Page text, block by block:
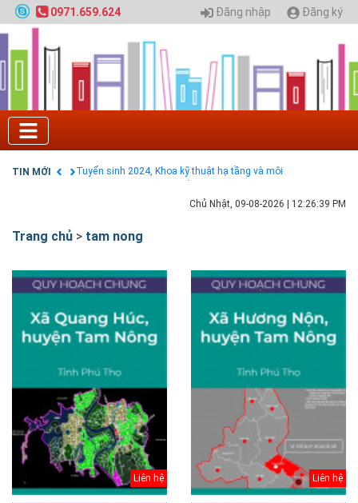
0971.659.624 Đăng nhập Đăng ký
TIN MỚI
Tuyển sinh 2025, Khoa kỹ thuật hạ tầng và môi
trường đô thị - Đại học Kiến trúc Hà Nội
Chính sách thanh toán
Điều khoản dịch vụ
Quy hoạch chung hệ thống đê điều thành phố Hà
GIAO LƯU TRỰC TUYẾN - TƯ VẤN TUYỂN SINH ĐẠI
SỐ 02
Chủ Nhật, 09-08-2026 12:26:40 PM
Trang chủ > tam nong
Liên hệ Liên hệ